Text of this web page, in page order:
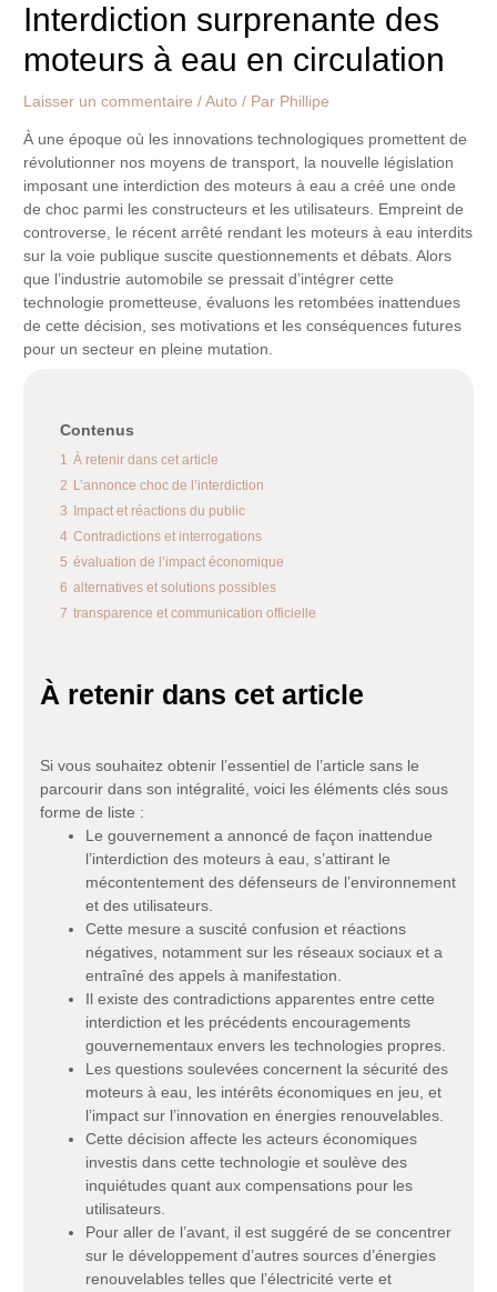
Interdiction surprenante des
moteurs à eau en circulation
Laisser un commentaire /Auto / Par Phillipe
À une époque où les innovations technologiques promettent de
révolutionner nos moyens de transport, la nouvelle législation
imposant une interdiction des moteurs à eau a créé une onde
de choc parmi les constructeurs et les utilisateurs. Empreint de
controverse, le récent arrêté rendant les moteurs à eau interdits
sur la voie publique suscite questionnements et débats. Alors
que l’industrie automobile se pressait d’intégrer cette
technologie prometteuse, évaluons les retombées inattendues
de cette décision, ses motivations et les conséquences futures
pour un secteur en pleine mutation.
Contenus
1 À retenir dans cet article
2 L’annonce choc de l’interdiction
3 Impact et réactions du public
4 Contradictions et interrogations
5 évaluation de l’impact économique
6 alternatives et solutions possibles
7 transparence et communication officielle
À retenir dans cet article
Si vous souhaitez obtenir l’essentiel de l’article sans le
parcourir dans son intégralité, voici les éléments clés sous
forme de liste :
Le gouvernement a annoncé de façon inattendue
l’interdiction des moteurs à eau, s’attirant le
mécontentement des défenseurs de l’environnement
et des utilisateurs.
Cette mesure a suscité confusion et réactions
négatives, notamment sur les réseaux sociaux et a
entraîné des appels à manifestation.
Il existe des contradictions apparentes entre cette
interdiction et les précédents encouragements
gouvernementaux envers les technologies propres.
Les questions soulevées concernent la sécurité des
moteurs à eau, les intérêts économiques en jeu, et
l’impact sur l’innovation en énergies renouvelables.
Cette décision affecte les acteurs économiques
investis dans cette technologie et soulève des
inquiétudes quant aux compensations pour les
utilisateurs.
Pour aller de l’avant, il est suggéré de se concentrer
sur le développement d’autres sources d’énergies
renouvelables telles que l’électricité verte et